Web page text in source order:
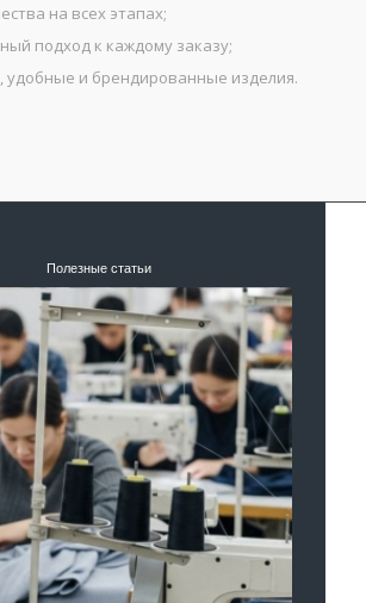
на всех этапах;
подход к каждому заказу;
удобные и брендированные изделия.
Полезные статьи